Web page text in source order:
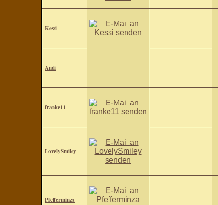
Kessi
Andi
franke11
LovelySmiley
Pfefferminza